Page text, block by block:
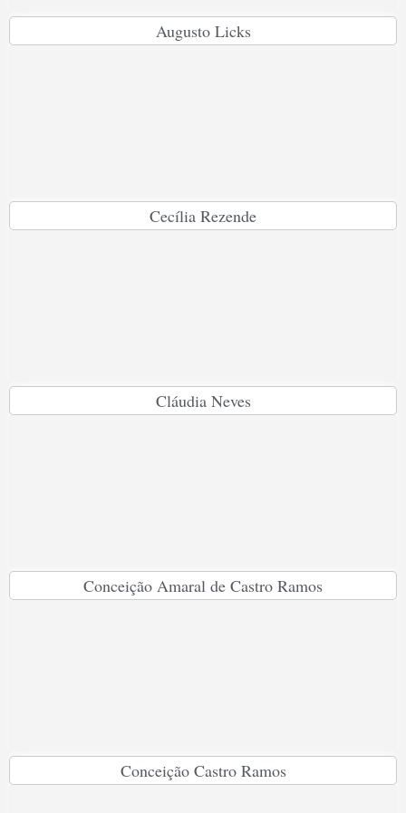
Augusto Licks
Cecília Rezende
Cláudia Neves
Conceição Amaral de Castro Ramos
Conceição Castro Ramos